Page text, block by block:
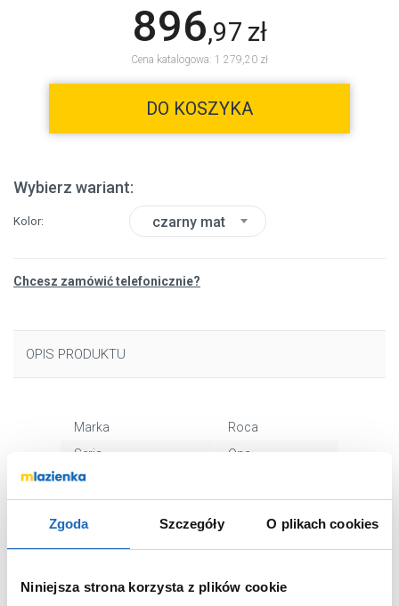
Zgoda Szczegóły O plikach cookies
Niniejsza strona korzysta z plików cookie
896,97 zł
Cena katalogowa: 1 279,20 zł
DO KOSZYKA
Wybierz wariant:
Kolor czarny mat
Chcesz zamówić telefonicznie?
OPIS PRODUKTU
Marka
Roca
Seria
Ona
Nr katalogowy
jednouchwytowa
Wyposażenie
z korkiem